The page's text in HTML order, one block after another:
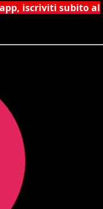
iscriviti subito al